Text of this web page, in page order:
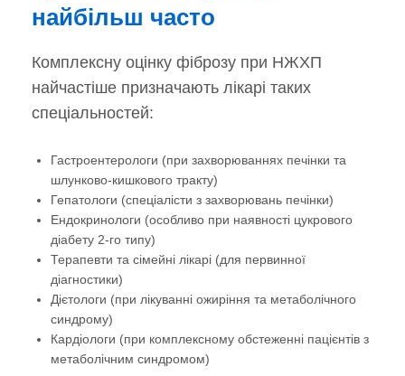
найбільш часто
Комплексну оцінку фіброзу при НЖХП
найчастіше призначають лікарі таких
спеціальностей:
Гастроентерологи (при захворюваннях печінки та
шлунково-кишкового тракту)
Гепатологи (спеціалісти з захворювань печінки)
Ендокринологи (особливо при наявності цукрового
діабету 2-го типу)
Терапевти та сімейні лікарі (для первинної
діагностики)
Дієтологи (при лікуванні ожиріння та метаболічного
синдрому)
Кардіологи (при комплексному обстеженні пацієнтів з
метаболічним синдромом)